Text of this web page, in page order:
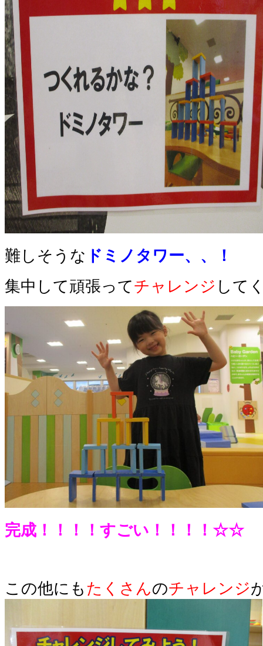
難しそうな ドミノタワー、、！
集中して頑張ってチャレンジ して
完成！！！！すごい！！！！☆☆
この他にも たくさんのチャレンジ